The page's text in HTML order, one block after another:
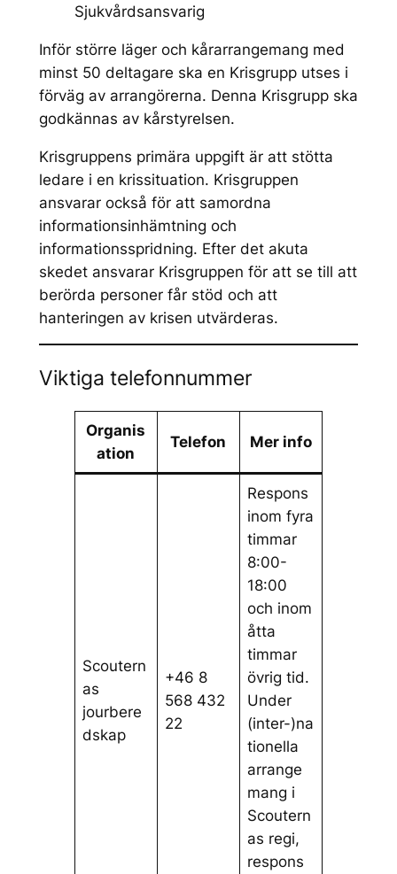
Sjukvårdsansvarig
Inför större läger och kårarrangemang med
minst 50 deltagare ska en Krisgrupp utses i
förväg av arrangörerna. Denna Krisgrupp ska
godkännas av kårstyrelsen.
Krisgruppens primära uppgift är att stötta
ledare i en krissituation. Krisgruppen
ansvarar också för att samordna
informationsinhämtning och
informationsspridning. Efter det akuta
skedet ansvarar Krisgruppen för att se till att
berörda personer får stöd och att
hanteringen av krisen utvärderas.
Viktiga telefonnummer
Organis
ation
Telefon Mer info
Scoutern
as
jourbere
dskap
+46 8
568 432
22
Respons
inom fyra
timmar
8:00-
18:00
och inom
åtta
timmar
övrig tid.
Under
(inter-)na
tionella
arrange
mang i
Scoutern
as regi,
respons